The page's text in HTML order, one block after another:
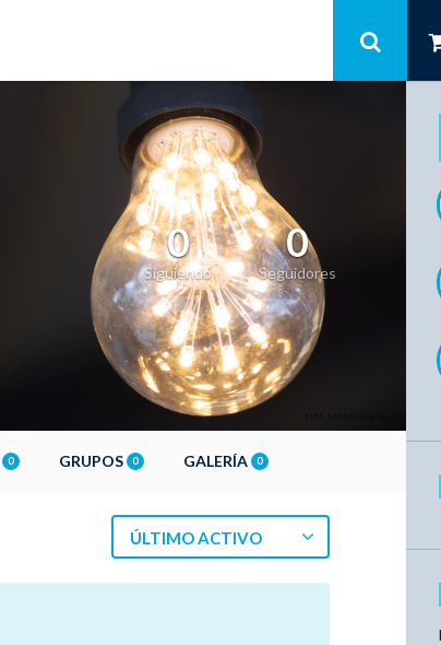
0
Siguiendo
0
Seguidores
0 GRUPOS 0 GALERÍA 0
ÚLTIMO ACTIVO